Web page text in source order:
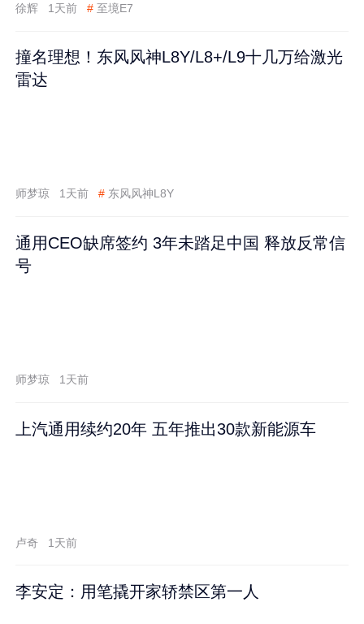
徐辉 1天前 # 至境E7
撞名理想！东风风神L8Y/L8+/L9十几万给激光
雷达
师梦琼 1天前 # 东风风神L8Y
通用CEO缺席签约 3年未踏足中国 释放反常信
号
师梦琼 1天前
上汽通用续约20年 五年推出30款新能源车
卢奇 1天前
李安定：用笔撬开家轿禁区第一人